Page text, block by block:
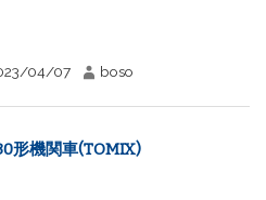
04/07 boso
形機関車(TOMIX)